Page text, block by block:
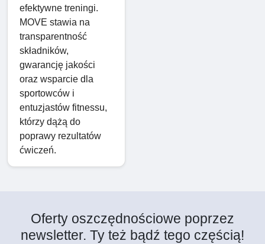
efektywne treningi.
MOVE stawia na
transparentność
składników,
gwarancję jakości
oraz wsparcie dla
sportowców i
entuzjastów fitnessu,
którzy dążą do
poprawy rezultatów
ćwiczeń.
Oferty oszczędnościowe poprzez
newsletter. Ty też bądź tego częścią!